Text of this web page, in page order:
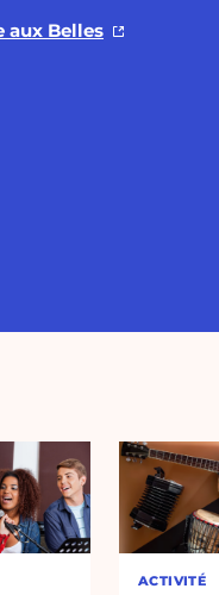
aux Belles
ACTIVITÉ